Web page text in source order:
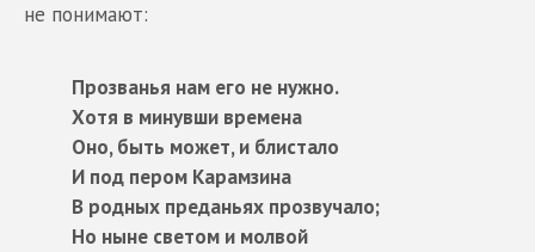
не понимают:
Прозванья нам его не нужно.
Хотя в минувши времена
Оно, быть может, и блистало
И под пером Карамзина
В родных преданьях прозвучало;
Но ныне светом и молвой